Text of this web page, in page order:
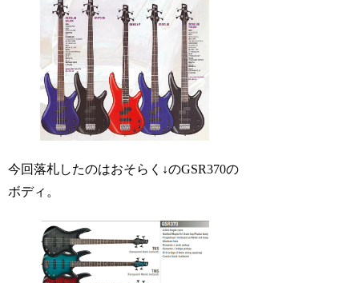
今回落札したのはおそらく↓のGSR370の
ボディ。